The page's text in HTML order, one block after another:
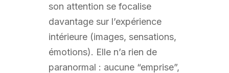
son attention se focalise
davantage sur l’expérience
intérieure (images, sensations,
émotions). Elle n’a rien de
paranormal : aucune “emprise”,